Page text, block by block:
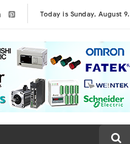
Today is Sunday, August 9. |